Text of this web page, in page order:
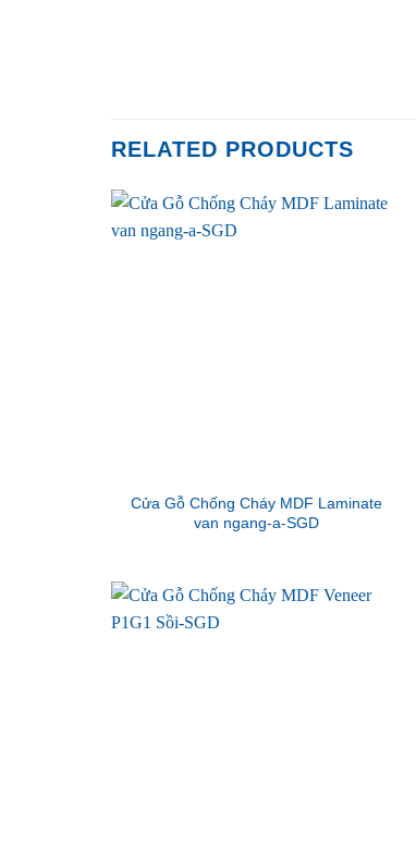
RELATED PRODUCTS
Cửa Gỗ Chống Cháy MDF Laminate
van ngang-a-SGD